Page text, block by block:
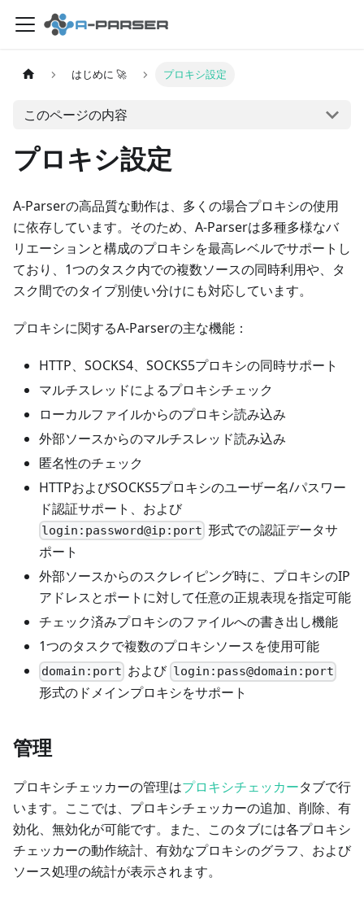
はじめに 🚀 プロキシ設定
このページの内容
プロキシ設定
A-Parserの高品質な動作は、多くの場合プロキシの使用
に依存しています。そのため、A-Parserは多種多様なバ
リエーションと構成のプロキシを最高レベルでサポートし
ており、1つのタスク内での複数ソースの同時利用や、タ
スク間でのタイプ別使い分けにも対応しています。
プロキシに関するA-Parserの主な機能：
HTTP、SOCKS4、SOCKS5プロキシの同時サポート
マルチスレッドによるプロキシチェック
ローカルファイルからのプロキシ読み込み
外部ソースからのマルチスレッド読み込み
匿名性のチェック
HTTPおよびSOCKS5プロキシのユーザー名/パスワー
ド認証サポート、および
login:password@ip:port 形式での認証データサ
ポート
外部ソースからのスクレイピング時に、プロキシのIP
アドレスとポートに対して任意の正規表現を指定可能
チェック済みプロキシのファイルへの書き出し機能
1つのタスクで複数のプロキシソースを使用可能
domain:port および login:pass@domain:port
形式のドメインプロキシをサポート
管理
プロキシチェッカーの管理はプロキシチェッカータブで行
います。ここでは、プロキシチェッカーの追加、削除、有
効化、無効化が可能です。また、このタブには各プロキシ
チェッカーの動作統計、有効なプロキシのグラフ、および
ソース処理の統計が表示されます。